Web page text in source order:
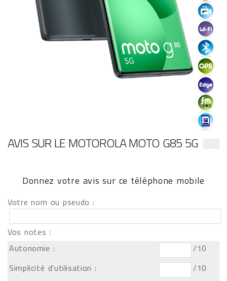
AVIS SUR LE MOTOROLA MOTO G85 5G
Donnez votre avis sur ce téléphone mobile
Votre nom ou pseudo :
Vos notes :
Autonomie :
/10
Simplicité d'utilisation :
/10